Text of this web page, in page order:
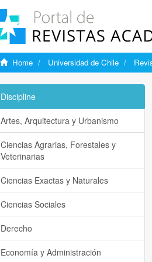
Home Universidad de Chile
Discipline
Artes, Arquitectura y Urbanismo
Ciencias Agrarias, Forestales y
Veterinarias
Ciencias Exactas y Naturales
Ciencias Sociales
Derecho
Economía y Administración